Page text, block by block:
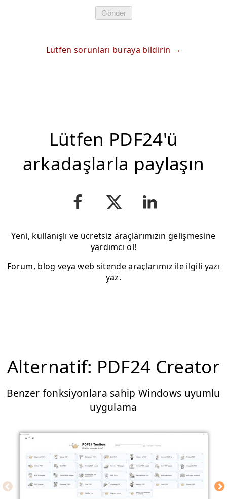
Gönder
Lütfen sorunları buraya bildirin
Lütfen PDF24'ü
arkadaşlarla paylaşın
Yeni, kullanışlı ve ücretsiz araçlarımızın gelişmesine
yardımcı ol!
Forum, blog veya web sitende araçlarımız ile ilgili yazı
yaz.
Alternatif: PDF24 Creator
Benzer fonksiyonlara sahip Windows uyumlu
uygulama